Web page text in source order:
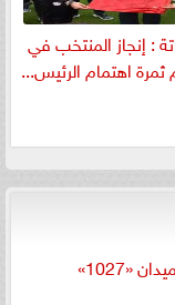
: إنجاز المنتخب في
ثمرة اهتمام الرئيس...
«1027»